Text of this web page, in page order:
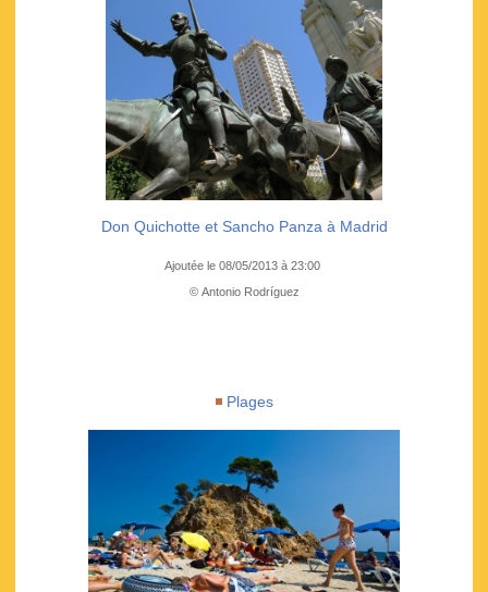
Don Quichotte et Sancho Panza à Madrid
Ajoutée le 08/05/2013 à 23:00
© Antonio Rodríguez
Plages